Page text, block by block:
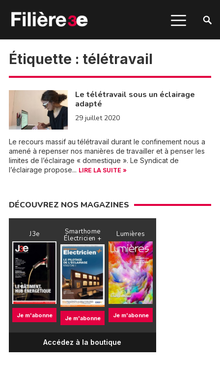
Étiquette : télétravail
Le télétravail sous un éclairage
adapté
29 juillet 2020
Le recours massif au télétravail durant le confinement nous a
amené à repenser nos manières de travailler et à penser les
limites de l’éclairage « domestique ». Le Syndicat de
l’éclairage propose... LIRE LA SUITE »
DÉCOUVREZ NOS MAGAZINES
J3e
Je m'abonne
Smarthome
Électricien +
Je m'abonne
Lumières
Je m'abonne
Accédez à la boutique